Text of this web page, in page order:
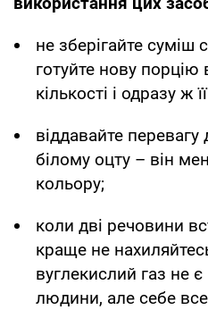
не зберігайте суміш
готуйте нову порцію
кількості і одразу ж
віддавайте
білому оцту – він
кольору;
коли дві речовини
краще не
вуглекислий газ не
людини, але себе